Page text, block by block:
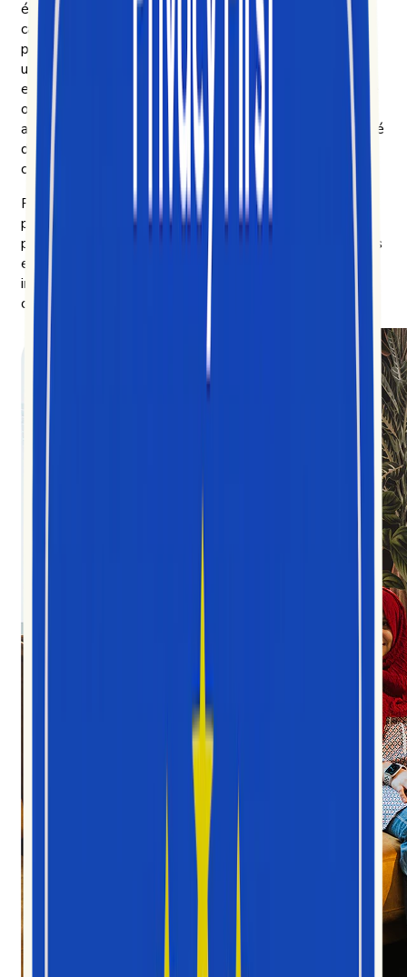
étudier la propagation des récits — y compris les
campagnes de désinformation que la plupart des
plateformes rendent difficiles à détecter. Les
universitaires, pour mener des recherches en
ethnographie numérique sur la culture au moment même
où elle se construit. Et les fonds d’investissement, qui
analysent les vidéos courtes comme un indicateur avancé
des prochaines évolutions des comportements
consommateurs.
Plus nous en apprenions, plus nous avions envie de
partager nos découvertes — et plus notre mission se
précisait : démocratiser l’accès aux données foisonnantes
et en évolution rapide des vidéos courtes, et les rendre
intelligibles à tous ceux qui cherchent à comprendre la
culture qui s’y construit.